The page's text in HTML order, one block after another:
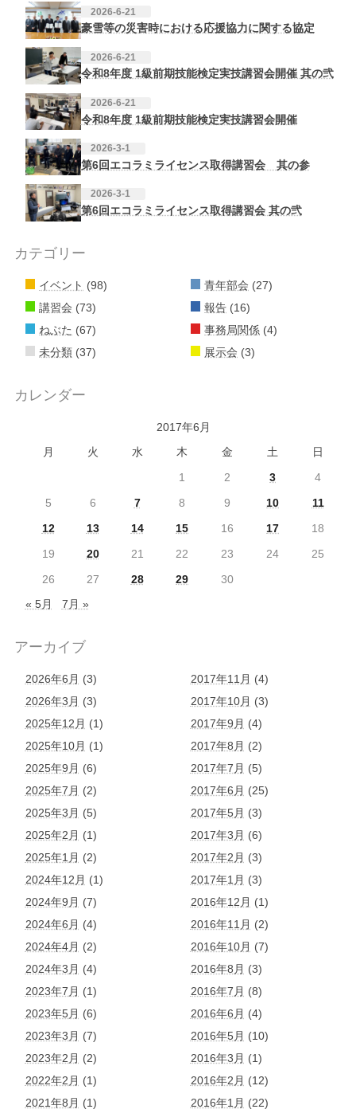
2026-6-21
豪雪等の災害時における応援協力に関する協定
2026-6-21
令和8年度 1級前期技能検定実技講習会開催 其の弐
2026-6-21
令和8年度 1級前期技能検定実技講習会開催
2026-3-1
第6回エコラミライセンス取得講習会 其の参
2026-3-1
第6回エコラミライセンス取得講習会 其の弐
カテゴリー
イベント (98)
講習会 (73)
ねぶた (67)
未分類 (37)
青年部会 (27)
報告 (16)
事務局関係 (4)
展示会 (3)
カレンダー
2017年6月
月
火 水 木 金 土
日
1
2 3
4
5
6 7 8 9 10
11
12
13 14 15 16 17
18
19
20 21 22 23 24
25
26
27 28 29
30
« 5月
7月 »
アーカイブ
2026年6月 (3)
2026年3月 (3)
2025年12月 (1)
2025年10月 (1)
2025年9月 (6)
2025年7月 (2)
2025年3月 (5)
2025年2月 (1)
2025年1月 (2)
2024年12月 (1)
2024年9月 (7)
2024年6月 (4)
2024年4月 (2)
2024年3月 (4)
2023年7月 (1)
2023年5月 (6)
2023年3月 (7)
2023年2月 (2)
2022年2月 (1)
2021年8月 (1)
2017年11月 (4)
2017年10月 (3)
2017年9月 (4)
2017年8月 (2)
2017年7月 (5)
2017年6月 (25)
2017年5月 (3)
2017年3月 (6)
2017年2月 (3)
2017年1月 (3)
2016年12月 (1)
2016年11月 (2)
2016年10月 (7)
2016年8月 (3)
2016年7月 (8)
2016年6月 (4)
2016年5月 (10)
2016年3月 (1)
2016年2月 (12)
2016年1月 (22)